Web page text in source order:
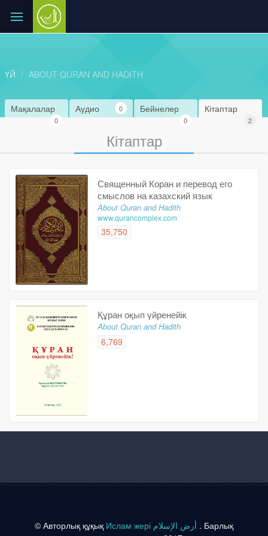
ҮЙ ABOUT QURAN AND HADITH
Кітаптар
2
Бейнелер
0
Аудио 0
Мақалалар
0
Кітаптар
Священный Коран и перевод его
смыслов на казахский язык
About Quran and Hadith
www.qurancomplex.com
35,750
Құран оқып үйренейік
About Quran and Hadith
6,769
© Авторлық құқық
. Барлық